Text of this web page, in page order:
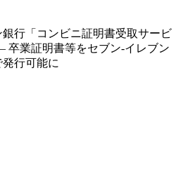
行「コンビニ証明書受取サービ
卒業証明書等をセブン-イレブン
行可能に